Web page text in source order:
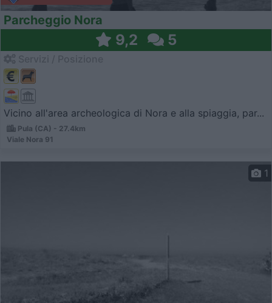
Parcheggio Nora
9,2 5
Vicino all'area archeologica di Nora e alla spiaggia, par...
Pula (CA) - 27.4km
Viale Nora 91
1